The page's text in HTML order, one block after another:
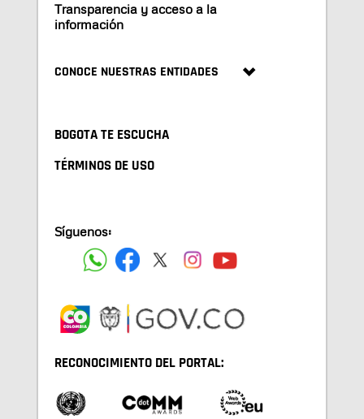
Transparencia y acceso a la
información
CONOCE NUESTRAS ENTIDADES
BOGOTA TE ESCUCHA
TÉRMINOS DE USO
Síguenos:
RECONOCIMIENTO DEL PORTAL: